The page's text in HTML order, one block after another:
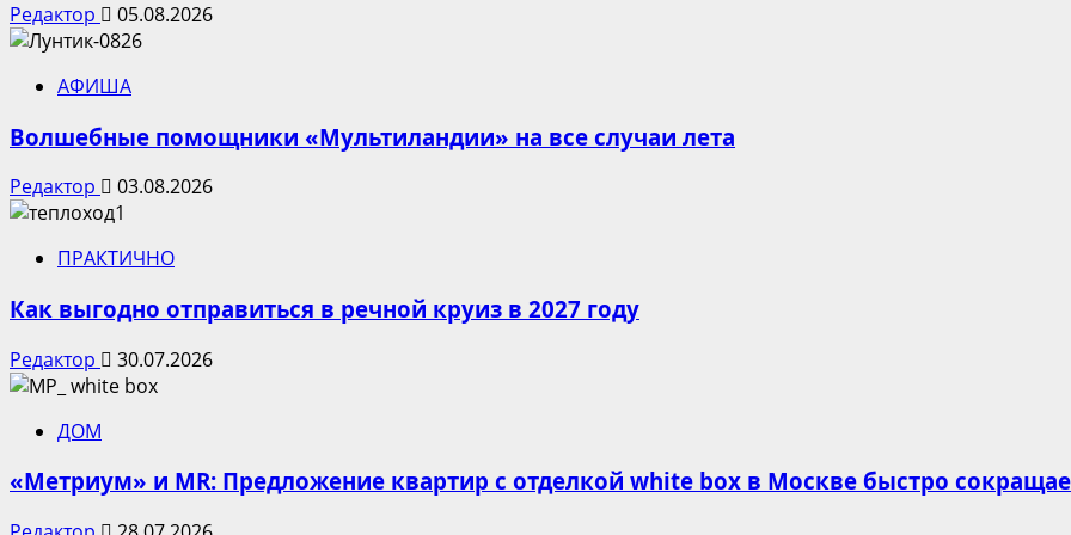
Редактор 05.08.2026
АФИША
Волшебные помощники «Мультиландии» на все случаи лета
Редактор 03.08.2026
ПРАКТИЧНО
Как выгодно отправиться в речной круиз в 2027 году
Редактор 30.07.2026
ДОМ
«Метриум» и MR: Предложение квартир с отделкой white box в Москве быстро